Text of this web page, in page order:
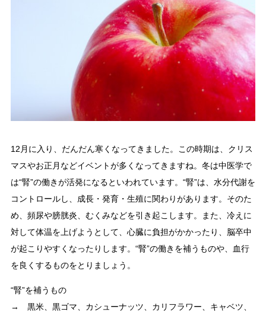
12月に入り、だんだん寒くなってきました。この時期は、クリス
マスやお正月などイベントが多くなってきますね。冬は中医学で
は“腎”の働きが活発になるといわれています。“腎”は、水分代謝を
コントロールし、成長・発育・生殖に関わりがあります。そのた
め、頻尿や膀胱炎、むくみなどを引き起こします。また、冷えに
対して体温を上げようとして、心臓に負担がかかったり、脳卒中
が起こりやすくなったりします。“腎”の働きを補うものや、血行
を良くするものをとりましょう。
“腎”を補うもの
→ 黒米、黒ゴマ、カシューナッツ、カリフラワー、キャベツ、